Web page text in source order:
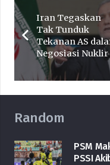
Iran Tegaskan
Tak Tunduk
Tekanan AS
Negosiasi Nuklir
Random
PSM
PSSI